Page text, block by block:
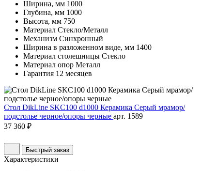
Ширина, мм 1000
Глубина, мм 1000
Высота, мм 750
Материал Стекло/Металл
Механизм Синхронный
Ширина в разложенном виде, мм 1400
Материал столешницы Стекло
Материал опор Металл
Гарантия 12 месяцев
Стол DikLine SKC100 d1000 Керамика Серый мрамор/
подстолье черное/опоры черные арт. 1589
37 360 ₽
Быстрый заказ
Характеристики